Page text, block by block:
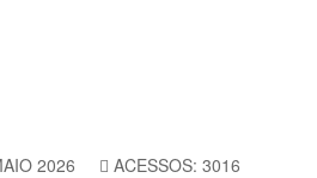
2026 ACESSOS: 3016